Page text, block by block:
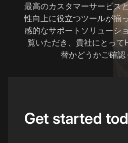
最高のカスタマーサービス
性向上に役立つツールが揃
感的なサポートソリューシ
覧いただき、貴社にとっ
替かどうかご確認
Get started